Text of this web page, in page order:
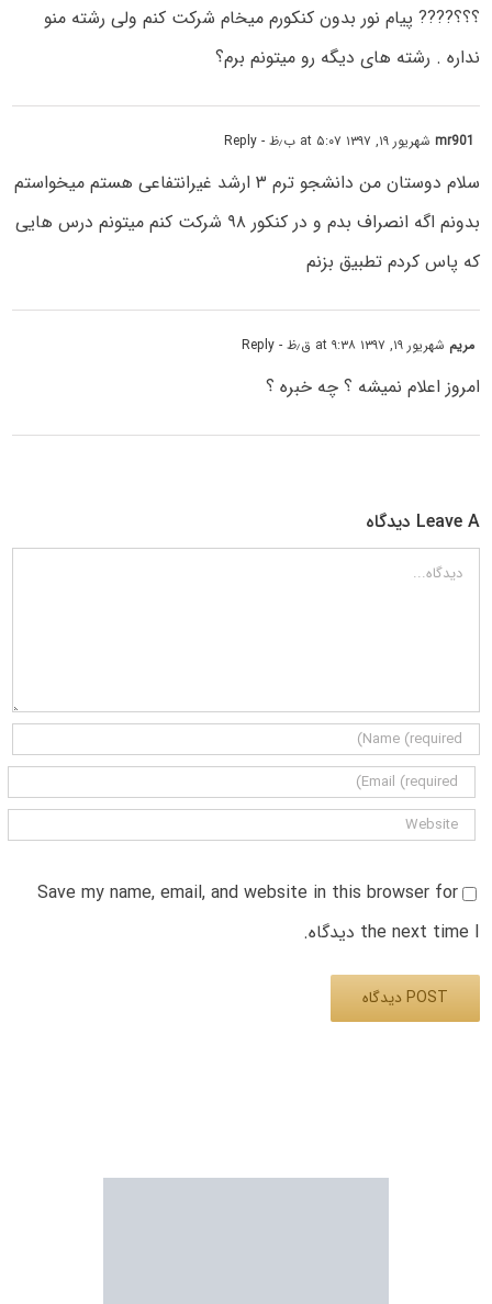
؟؟؟???? پیام نور بدون کنکورم میخام شرکت کنم ولی رشته منو
نداره . رشته های دیگه رو میتونم برم؟
mr901شهریور ۱۹, ۱۳۹۷ at ۵:۰۷ ب٫ظ - Reply
سلام دوستان من دانشجو ترم ۳ ارشد غیرانتفاعی هستم میخواستم
بدونم اگه انصراف بدم و در کنکور ۹۸ شرکت کنم میتونم درس هایی
که پاس کردم تطبیق بزنم
مریم شهریور ۱۹, ۱۳۹۷ at ۹:۳۸ ق٫ظ - Reply
امروز اعلام نمیشه ؟ چه خبره ؟
Leave A دیدگاه
دیدگاه
Save my name, email, and website in this browser for
the next time I دیدگاه.